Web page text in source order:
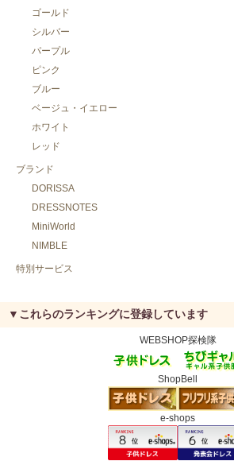
ゴールド
シルバー
パープル
ピンク
ブルー
ベージュ・イエロー
ホワイト
レッド
ブランド
DORISSA
DRESSNOTES
MiniWorld
NIMBLE
特別サービス
▼これらのランキングに登録しています
WEBSHOP探検隊
ShopBell
e-shops